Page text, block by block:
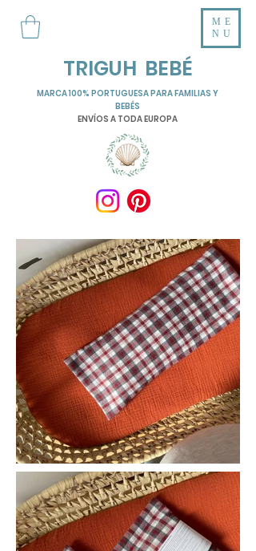
TRIGUH BEBÉ
ME
NU
MARCA 100% PORTUGUESA PARA FAMILIAS Y
BEBÉS
ENVÍOS A TODA EUROPA